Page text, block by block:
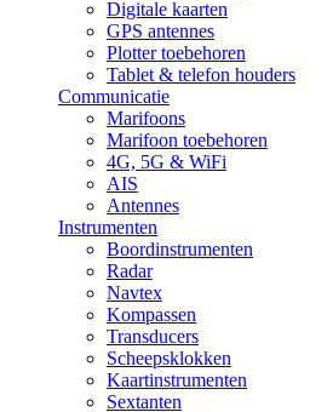
Digitale kaarten
GPS antennes
Plotter toebehoren
Tablet & telefon houders
Communicatie
Marifoons
Marifoon toebehoren
4G, 5G & WiFi
AIS
Antennes
Instrumenten
Boordinstrumenten
Radar
Navtex
Kompassen
Transducers
Scheepsklokken
Kaartinstrumenten
Sextanten